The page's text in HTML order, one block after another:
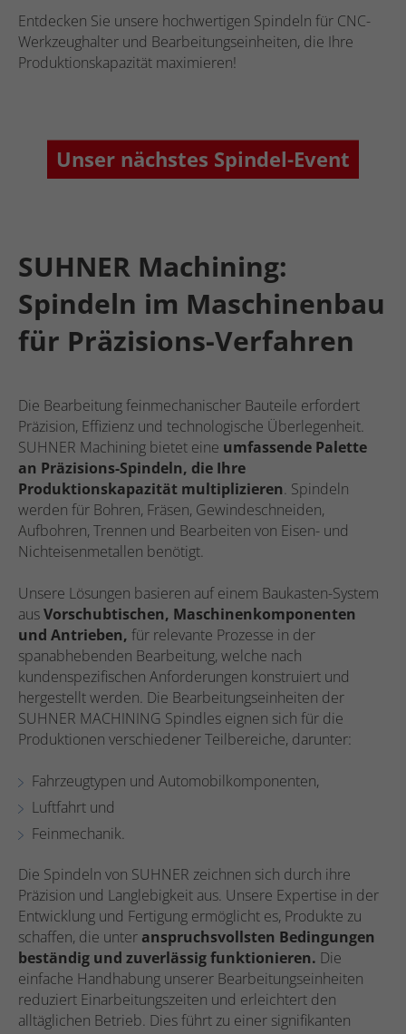
Entdecken Sie unsere hochwertigen Spindeln für CNC-
Werkzeughalter und Bearbeitungseinheiten, die Ihre
Produktionskapazität maximieren!
Unser nächstes Spindel-Event
SUHNER Machining:
Spindeln im Maschinenbau
für Präzisions-Verfahren
Die Bearbeitung feinmechanischer Bauteile erfordert
Präzision, Effizienz und technologische Überlegenheit.
SUHNER Machining bietet eine umfassende Palette
an Präzisions-Spindeln, die Ihre
Produktionskapazität multiplizieren. Spindeln
werden für Bohren, Fräsen, Gewindeschneiden,
Aufbohren, Trennen und Bearbeiten von Eisen- und
Nichteisenmetallen benötigt.
Unsere Lösungen basieren auf einem Baukasten-System
ausVorschubtischen, Maschinenkomponenten
und Antrieben, für relevante Prozesse in der
spanabhebenden Bearbeitung, welche nach
kundenspezifischen Anforderungen konstruiert und
hergestellt werden. Die Bearbeitungseinheiten der
SUHNER MACHINING Spindles eignen sich für die
Produktionen verschiedener Teilbereiche, darunter:
Fahrzeugtypen und Automobilkomponenten,
Luftfahrt und
Feinmechanik.
Die Spindeln von SUHNER zeichnen sich durch ihre
Präzision und Langlebigkeit aus. Unsere Expertise in der
Entwicklung und Fertigung ermöglicht es, Produkte zu
schaffen, die unter anspruchsvollsten Bedingungen
beständig und zuverlässig funktionieren. Die
einfache Handhabung unserer Bearbeitungseinheiten
reduziert Einarbeitungszeiten und erleichtert den
alltäglichen Betrieb. Dies führt zu einer signifikanten